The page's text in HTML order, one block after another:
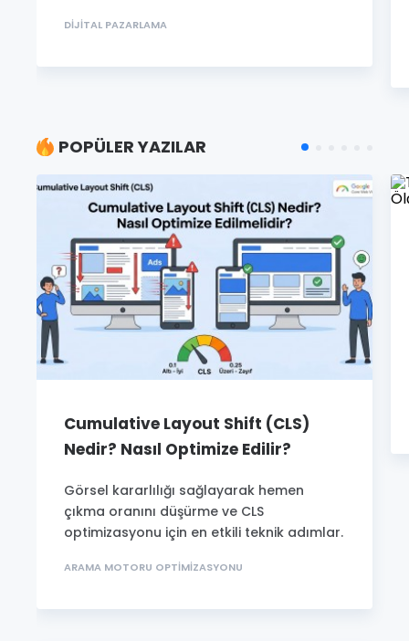
DIJITAL PAZARLAMA
POPÜLER YAZILAR
Cumulative Layout Shift (CLS)
Nedir? Nasıl Optimize Edilir?
Görsel kararlılığı sağlayarak hemen
çıkma oranını düşürme ve CLS
optimizasyonu için en etkili teknik adımlar.
ARAMA MOTORU OPTIMIZASYONU